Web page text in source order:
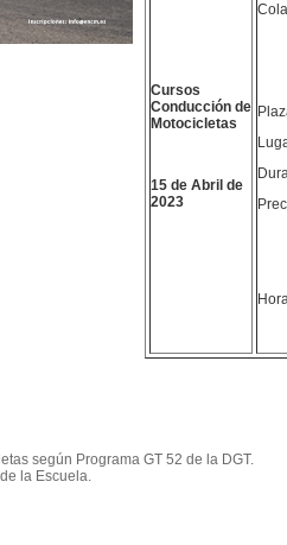
Cursos
Conducción de
Motocicletas
15 de Abril de
2023
según Programa GT 52 de la DGT.
la Escuela.